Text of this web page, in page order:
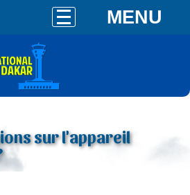
MENU
sur l'appareil